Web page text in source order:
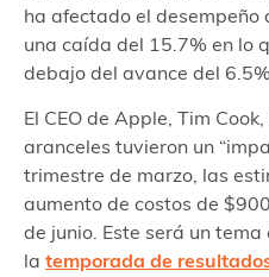
ha afectado el desempeño
una caída del 15.7% en lo
debajo del avance del
El CEO de Apple, Tim
aranceles tuvieron un
trimestre de marzo, las
aumento de costos de
de junio. Este será un
la temporada de